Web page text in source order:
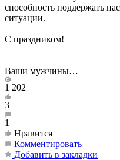
способность поддержать
ситуации.
С праздником!
Ваши мужчины…
1 202
3
1
Нравится
Комментировать
Добавить в закладки